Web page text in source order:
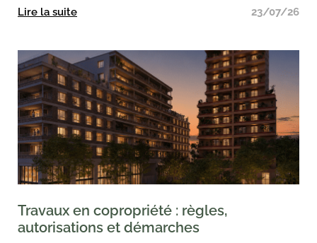
Lire la suite 23/07/26
Travaux en copropriété : règles,
autorisations et démarches